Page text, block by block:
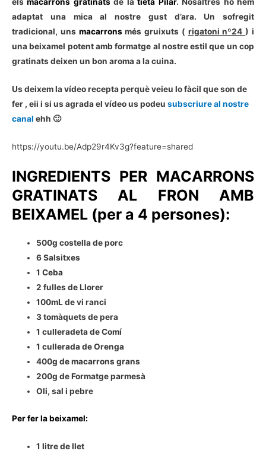
adaptat una mica al nostre gust d’ara. Un sofregit
tradicional, unsmacarronsmés gruixuts ( rigatoni nº24) i
una beixamel potent amb formatge al nostre estil que un cop
gratinats deixen un bon aroma a la cuina.
Us deixem la vídeo recepta perquè veieu lo fàcil que son de
fer , eii i si us agrada el vídeo us podeu subscriure al nostre
canal ehh 🙂
https://youtu.be/Adp29r4Kv3g?feature=shared
INGREDIENTS PER MACARRONS
GRATINATS AL FRON AMB
BEIXAMEL (per a 4 persones):
500g costella de porc
6 Salsitxes
1 Ceba
2 fulles de Llorer
100mL de vi ranci
3 tomàquets de pera
1 culleradeta de Comí
1 cullerada de Orenga
400g de macarrons grans
200g de Formatge parmesà
Oli, sal i pebre
Per fer la beixamel:
1 litre de llet